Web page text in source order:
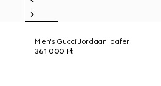
Men's Gucci Jordaan loafer
361 000 Ft